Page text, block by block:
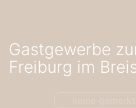
zur
Navigation
zum
Gastgewerbe
Freiburg im